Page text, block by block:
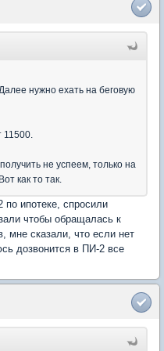
нужно ехать на беговую
не успеем, только на
как то так.
ипотеке, спросили
чтобы обращалась к
мне сказали, что если нет
дозвонится в ПИ-2 все